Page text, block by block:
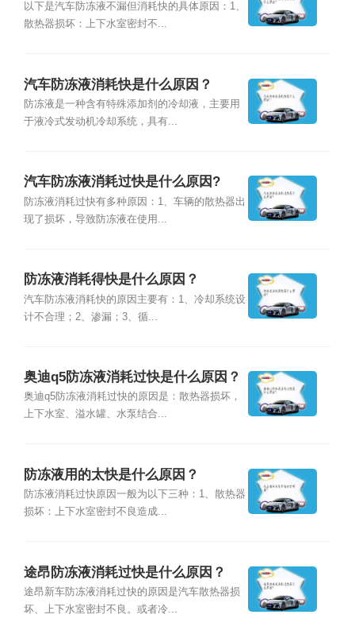
以下是汽车防冻液不漏但消耗快的具体原因：1、
散热器损坏：上下水室密封不...
汽车防冻液消耗快是什么原因？
防冻液是一种含有特殊添加剂的冷却液，主要用
于液冷式发动机冷却系统，具有...
汽车防冻液消耗过快是什么原因?
防冻液消耗过快有多种原因：1、车辆的散热器出
现了损坏，导致防冻液在使用...
防冻液消耗得快是什么原因？
汽车防冻液消耗快的原因主要有：1、冷却系统设
计不合理；2、渗漏；3、循...
奥迪q5防冻液消耗过快是什么原因？
奥迪q5防冻液消耗过快的原因是：散热器损坏，
上下水室、溢水罐、水泵结合...
防冻液用的太快是什么原因？
防冻液消耗过快原因一般为以下三种：1、散热器
损坏：上下水室密封不良造成...
途昂防冻液消耗过快是什么原因？
途昂新车防冻液消耗过快的原因是汽车散热器损
坏、上下水室密封不良。或者冷...